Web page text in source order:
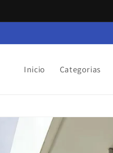
Inicio Categorias